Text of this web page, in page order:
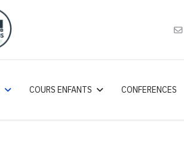
COURS ENFANTS CONFERENCES